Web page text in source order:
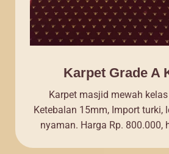
Karpet Grade A
Karpet masjid mewah
Ketebalan 15mm, Import turki,
nyaman. Harga Rp. 800.000,